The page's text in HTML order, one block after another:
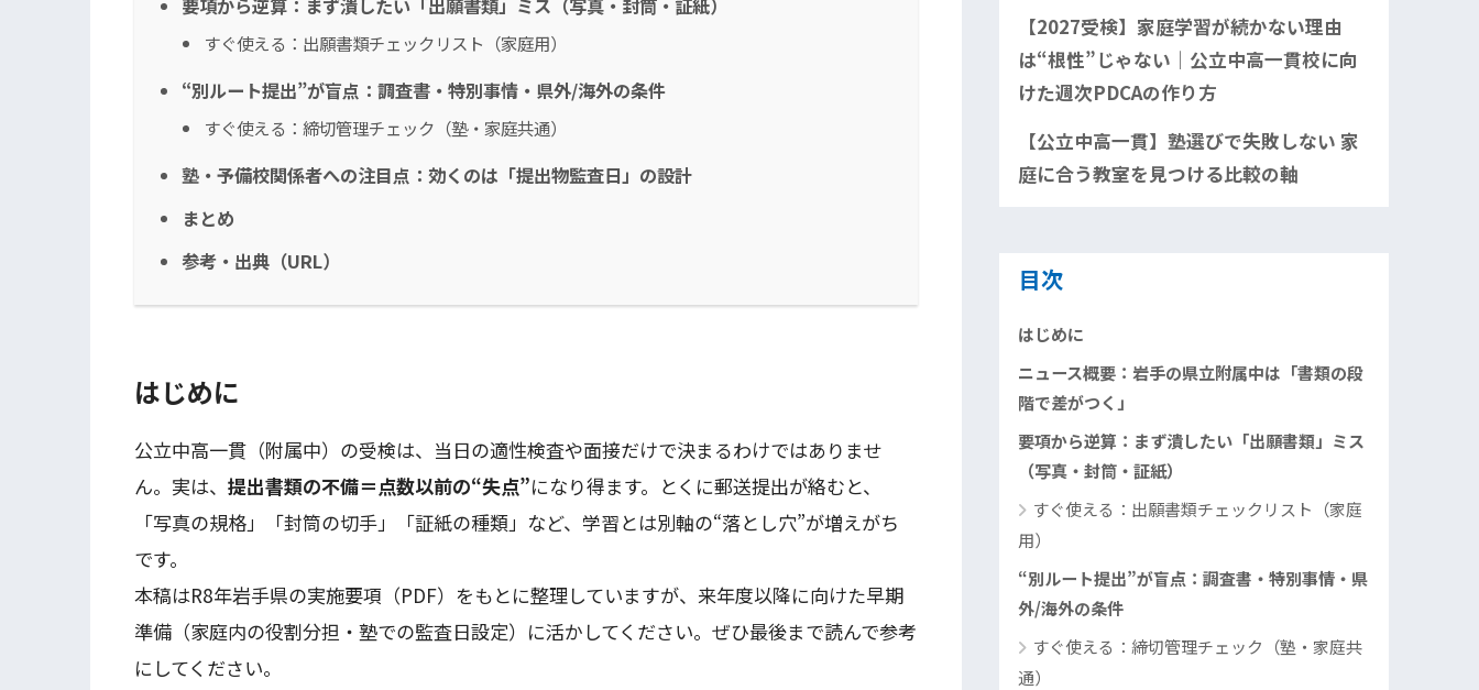
要項から逆算：まず潰したい「出願書類」ミス（写真・封筒・証紙）
すぐ使える：出願書類チェックリスト（家庭用）
“別ルート提出”が盲点：調査書・特別事情・県外/海外の条件
すぐ使える：締切管理チェック（塾・家庭共通）
塾・予備校関係者への注目点：効くのは「提出物監査日」の設計
まとめ
参考・出典（URL）
はじめに
公立中高一貫（附属中）の受検は、当日の適性検査や面接だけで決まるわけではありませ
ん。実は、 提出書類の不備＝点数以前の“失点”になり得ます。とくに郵送提出が絡むと、
「写真の規格」「封筒の切手」「証紙の種類」など、学習とは別軸の“落とし穴”が増えがち
です。
本稿はR8年岩手県の実施要項（PDF）をもとに整理していますが、来年度以降に向けた早期
準備（家庭内の役割分担・塾での監査日設定）に活かしてください。ぜひ最後まで読んで参考
にしてください。
【2027受検】家庭学習が続かない理由
は“根性”じゃない｜公立中高一貫校に向
けた週次PDCAの作り方
【公立中高一貫】塾選びで失敗しない 家
庭に合う教室を見つける比較の軸
目次
はじめに
ニュース概要：岩手の県立附属中は「書類の段
階で差がつく」
要項から逆算：まず潰したい「出願書類」ミス
（写真・封筒・証紙）
すぐ使える：出願書類チェックリスト（家庭
用）
“別ルート提出”が盲点：調査書・特別事情・県
外/海外の条件
すぐ使える：締切管理チェック（塾・家庭共
通）